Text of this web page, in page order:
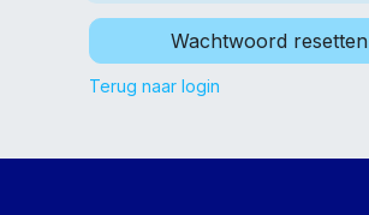
Wachtwoord resetten
Terug naar login